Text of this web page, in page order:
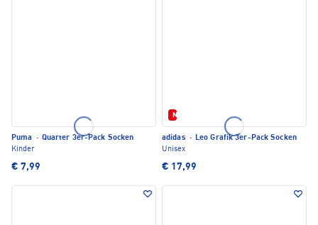
Puma · Quarter 3er-Pack Socken
Kinder
€ 7,99
Neu
adidas · Leo Grafik 3er-Pack Socken
Unisex
€ 17,99